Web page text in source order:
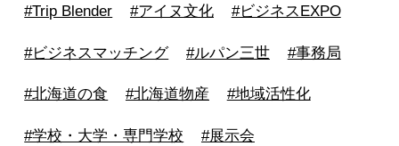
#Trip Blender #アイヌ文化 #ビジネスEXPO
#ビジネスマッチング #ルパン三世 #事務局
#北海道の食 #北海道物産 #地域活性化
#学校・大学・専門学校 #展示会